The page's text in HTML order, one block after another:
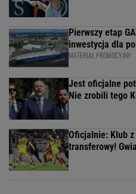
Pierwszy etap
inwestycja dla
MATERIAŁ PROMOCYJNY
Jest oficjalne
Nie zrobili tego
Oficjalnie: Klub z
transferowy!